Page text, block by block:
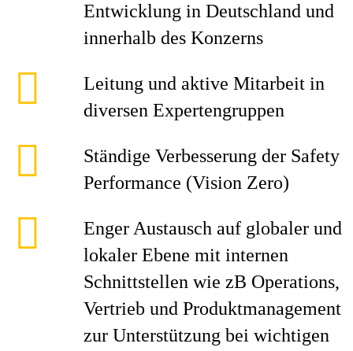
Entwicklung in Deutschland und
innerhalb des Konzerns
Leitung und aktive Mitarbeit in
diversen Expertengruppen
Ständige Verbesserung der Safety
Performance (Vision Zero)
Enger Austausch auf globaler und
lokaler Ebene mit internen
Schnittstellen wie zB Operations,
Vertrieb und Produktmanagement
zur Unterstützung bei wichtigen